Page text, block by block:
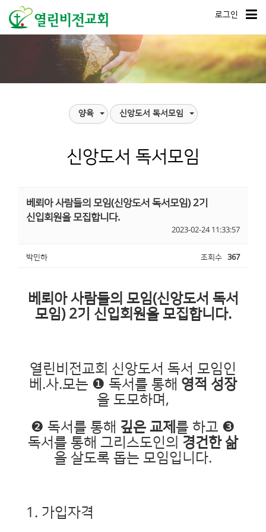
로그인
양육 신앙도서 독서모임
신앙도서 독서모임
베뢰아 사람들의 모임(신앙도서 독서모임) 2기
신입회원을 모집합니다.
2023-02-24 11:33:57
박민하 조회수 367
베뢰아 사람들의 모임(신앙도서 독서
모임) 2기 신입회원을 모집합니다.
열린비전교회 신앙도서 독서 모임인
베.사.모는 ❶ 독서를 통해 영적 성장
을 도모하며,
❷ 독서를 통해 깊은 교제 를 하고 ❸
독서를 통해 그리스도인의 경건한 삶
을 살도록 돕는 모임입니다.
1. 가입자격